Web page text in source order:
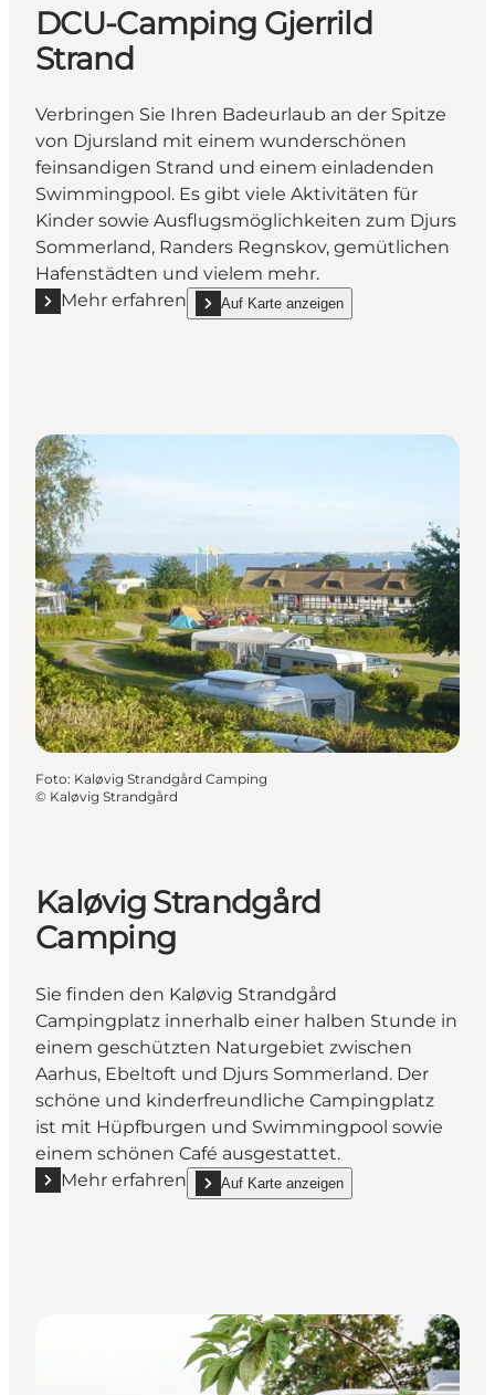
DCU-Camping Gjerrild
Strand
Verbringen Sie Ihren Badeurlaub an der Spitze
von Djursland mit einem wunderschönen
feinsandigen Strand und einem einladenden
Swimmingpool. Es gibt viele Aktivitäten für
Kinder sowie Ausflugsmöglichkeiten zum Djurs
Sommerland, Randers Regnskov, gemütlichen
Hafenstädten und vielem mehr.
Mehr erfahren
Mehr erfahren "DCU-Camping Gjerrild Strand"
Auf Karte anzeigen
show DCU-Camping Gjerrild Strand on_map
Foto: Kaløvig Strandgård Camping
© Kaløvig Strandgård
Kaløvig Strandgård
Camping
Sie finden den Kaløvig Strandgård
Campingplatz innerhalb einer halben Stunde in
einem geschützten Naturgebiet zwischen
Aarhus, Ebeltoft und Djurs Sommerland. Der
schöne und kinderfreundliche Campingplatz
ist mit Hüpfburgen und Swimmingpool sowie
einem schönen Café ausgestattet.
Mehr erfahren
Mehr erfahren "Kaløvig Strandgård Camping"
Auf Karte anzeigen
show Kaløvig Strandgård Camping on_map